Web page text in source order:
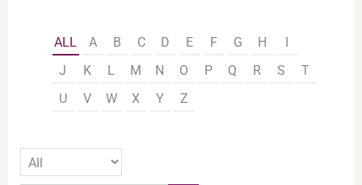
ALL A B C D E F G H
I
J
K L M N O P Q R S
T
U
V W X Y Z